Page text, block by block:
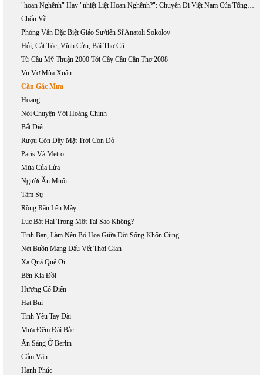
"hoan Nghênh" Hay "nhiệt Liệt Hoan Nghênh?": Chuyến Đi Việt Nam Của Tổng Thống Bush, 17-20/11/2006
Chốn Về
Phỏng Vấn Đặc Biệt Giáo Sư/tiến Sĩ Anatoli Sokolov
Hỏi, Cắt Tóc, Vĩnh Cửu, Bài Thơ Cũ
Từ Cầu Mỹ Thuận 2000 Tới Cây Cầu Cần Thơ 2008
Vu Vơ Mùa Xuân
Căn Gác Mưa
Hoang
Nói Chuyện Với Hoàng Chính
Bất Diệt
Rượu Còn Đầy Mặt Trời Còn Đỏ
Paris Và Metro
Mùa Của Lửa
Người Ăn Muối
Tâm Sự
Rồng Rắn Lên Mây
Lục Bát Hai Trong Một Tại Sao Không?
Tình Bạn, Làm Nên Bó Hoa Giữa Đời Sống Khốn Cùng
Nét Buồn Mang Dấu Vết Thời Gian
Xa Quá Quê Ơi
Bên Kia Đồi
Hương Cổ Điển
Hạt Bụi
Tình Yêu Tay Dài
Mưa Đêm Đài Bắc
Ăn Sáng Ở Berlin
Cấm Vận
Hạnh Phúc